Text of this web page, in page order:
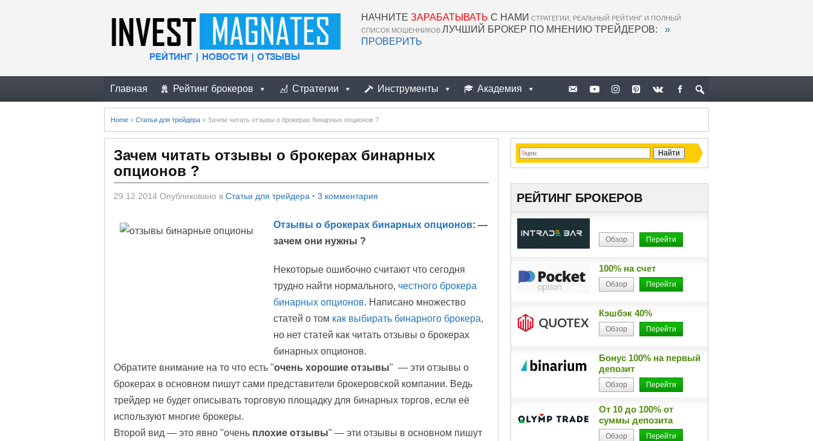
НАЧНИТЕ ЗАРАБАТЫВАТЬ С НАМИ СТРАТЕГИИ, РЕАЛЬНЫЙ РЕЙТИНГ И ПОЛНЫЙ
СПИСОК МОШЕННИКОВ ЛУЧШИЙ БРОКЕР ПО МНЕНИЮ ТРЕЙДЕРОВ: »
ПРОВЕРИТЬ
Главная Рейтинг брокеров Стратегии Инструменты Академия
Home » Статьи для трейдера » Зачем читать отзывы о брокерах бинарных опционов ?
Зачем читать отзывы о брокерах бинарных
опционов ?
29.12.2014 Опубликовано в Статьи для трейдера • 3 комментария
Отзывы о брокерах бинарных опционов: —
зачем они нужны ?
Некоторые ошибочно считают что сегодня
трудно найти нормального, честного брокера
бинарных опционов. Написано множество
статей о том как выбирать бинарного брокера,
но нет статей как читать отзывы о брокерах
бинарных опционов.
Обратите внимание на то что есть "очень хорошие отзывы" — эти отзывы о
брокерах в основном пишут сами представители брокеровской компании. Ведь
трейдер не будет описывать торговую площадку для бинарных торгов, если её
используют многие брокеры.
Второй вид — это явно "очень плохие отзывы" — эти отзывы в основном пишут
РЕЙТИНГ БРОКЕРОВ
Обзор Перейти
100% на счет
Обзор Перейти
Кэшбэк 40%
Обзор Перейти
Бонус 100% на первый
депозит
Обзор Перейти
От 10 до 100% от
суммы депозита
Обзор Перейти